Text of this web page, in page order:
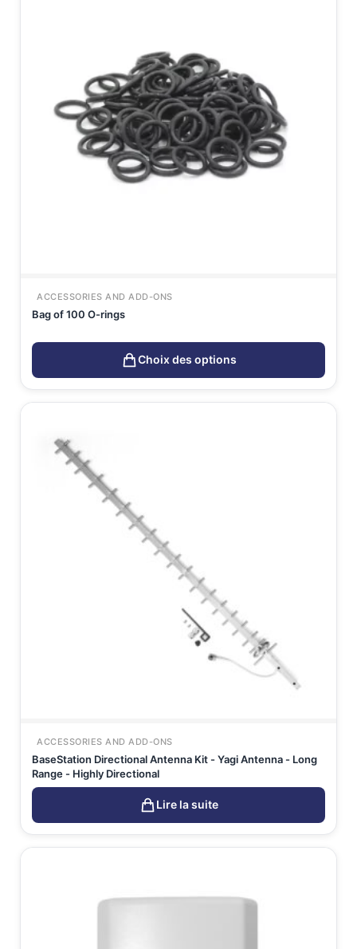
ACCESSORIES AND ADD-ONS
Bag of 100 O-rings
Choix des options
ACCESSORIES AND ADD-ONS
BaseStation Directional Antenna Kit - Yagi Antenna - Long
Range - Highly Directional
Lire la suite